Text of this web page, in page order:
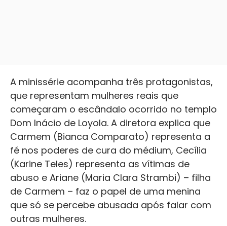
A minissérie acompanha três protagonistas,
que representam mulheres reais que
começaram o escândalo ocorrido no templo
Dom Inácio de Loyola. A diretora explica que
Carmem (Bianca Comparato) representa a
fé nos poderes de cura do médium, Cecília
(Karine Teles) representa as vítimas de
abuso e Ariane (Maria Clara Strambi) – filha
de Carmem – faz o papel de uma menina
que só se percebe abusada após falar com
outras mulheres.